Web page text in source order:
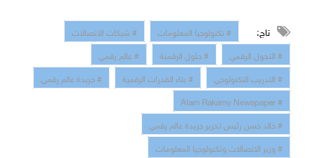
تاج: # تكنولوجيا المعلومات
# شبكات الاتصالات
# التحول الرقمي
# حلول الرقمنة
# عالم رقمي
# التدريب التكنولوجي
# بناء القدرات الرقمية
# جريدة عالم رقمي
# Alam Rakamy Newspaper
# خالد حسن رئيس تحرير جريدة عالم رقمي
# وزير الاتصالات وتكنولوجيا المعلومات